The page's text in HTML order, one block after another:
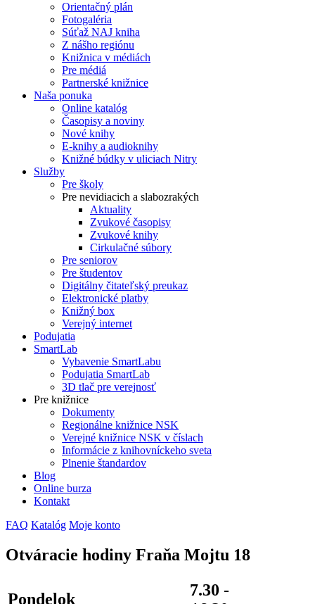
Orientačný plán
Fotogaléria
Súťaž NAJ kniha
Z nášho regiónu
Knižnica v médiách
Pre médiá
Partnerské knižnice
Naša ponuka
Online katalóg
Časopisy a noviny
Nové knihy
E-knihy a audioknihy
Knižné búdky v uliciach Nitry
Služby
Pre školy
Pre nevidiacich a slabozrakých
Aktuality
Zvukové časopisy
Zvukové knihy
Cirkulačné súbory
Pre seniorov
Pre študentov
Digitálny čitateľský preukaz
Elektronické platby
Knižný box
Verejný internet
Podujatia
SmartLab
Vybavenie SmartLabu
Podujatia SmartLab
3D tlač pre verejnosť
Pre knižnice
Dokumenty
Regionálne knižnice NSK
Verejné knižnice NSK v číslach
Informácie z knihovníckeho sveta
Plnenie štandardov
Blog
Online burza
Kontakt
FAQ Katalóg Moje konto
Otváracie hodiny Fraňa Mojtu 18
Pondelok
7.30 -